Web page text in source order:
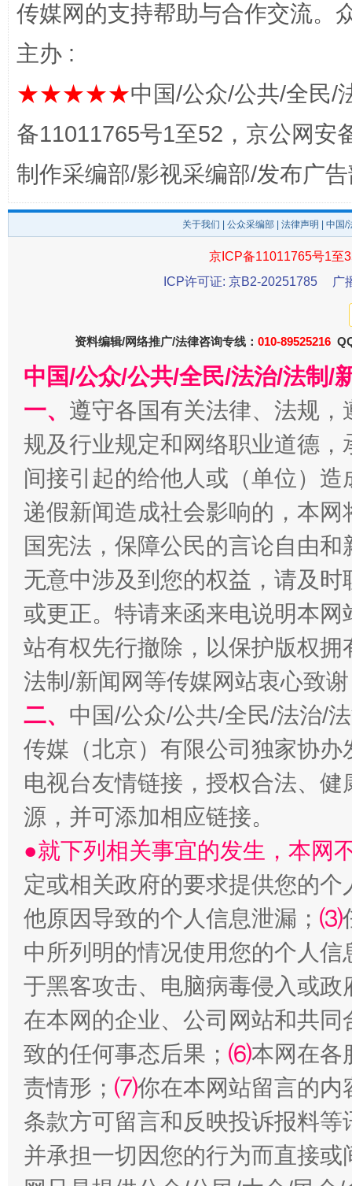
东山县通报“牛蛙产品抗生素超标问题” 法
千年窑火 生生不息 一
揭开“小金库”的免责幌子
受贿1.44亿！段成刚被判无期 从幼
全民健身五年计划来了！等你上场
阿坝州三大球赛在茂县开幕 规模
传媒网的支持帮助与合作交流。
主办 :
★★★★★中国/公众/公共/全民/
备11011765号1至52，京公网安
制作采编部/影视采编部/发布广
关于我们 公众采编部 法律声明 | 中国
京ICP备11011765号1至
ICP许可证: 京B2-20251785
广
资料编辑/网络推广/法律咨询专线： 010-89525216
中国/公众/公共/全民/法治/法制/
一、 遵守各国有关法律、法规
规及行业规定和网络职业道德
间接引起的给他人或（单位）
递假新闻造成社会影响的，本
国宪法，保障公民的言论自由
无意中涉及到您的权益，请及
或更正。特请来函来电说明本
站有权先行撤除，以保护版权
法制/新闻网等传媒网站衷心致
二、 中国/公众/公共/全民/法治/
传媒（北京）有限公司独家协
电视台友情链接，授权合法、
源，并可添加相应链接。
●就下列相关事宜的发生，本网
定或相关政府的要求提供您的个
他原因导致的个人信息泄漏； ⑶
中所列明的情况使用您的个人
于黑客攻击、电脑病毒侵入或
在本网的企业、公司网站和共
致的任何事态后果； ⑹本网在各
责情形； ⑺你在本网站留言的内
条款方可留言和反映投诉报料
并承担一切因您的行为而直接